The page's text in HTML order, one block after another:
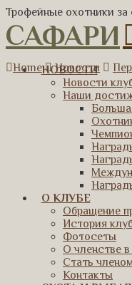
Трофейные охотники
САФАРИ
НОВОСТИ
Новости
Наши
О КЛУБЕ
Обращение
История
Фотосеты
О членстве в
Стать
Контакты
Home Новости